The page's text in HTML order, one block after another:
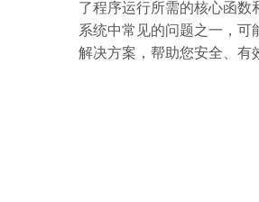
了程序运行所需的核心函数
系统中常见的问题之一，可
解决方案，帮助您安全、有